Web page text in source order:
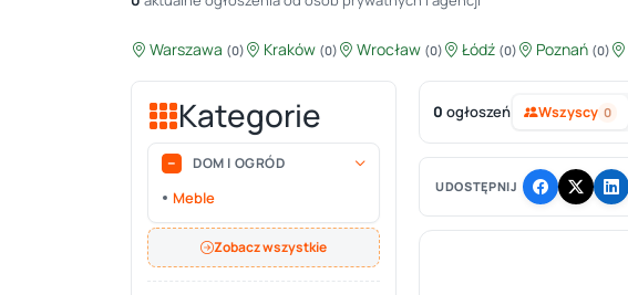
Warszawa (0) Kraków (0) Wrocław (0) Łódź (0) Poznań (0)
Kategorie
DOM I OGRÓD
Meble
Zobacz wszystkie
0 ogłoszeń Wszyscy 0
UDOSTĘPNIJ